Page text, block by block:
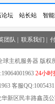
论坛 站长站 智
团队 联系我们
球主机服务器 版权
24小时
客服
新区民丰路鑫茂公